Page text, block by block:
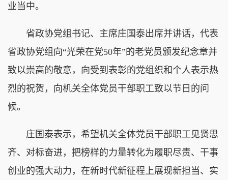
业当中。
省政协党组书记、主席庄国泰出席并讲话，代表
省政协党组向“光荣在党50年”的老党员颁发纪念章并
致以崇高的敬意，向受到表彰的党组织和个人表示热
烈的祝贺，向机关全体党员干部职工致以节日的问
候。
庄国泰表示，希望机关全体党员干部职工见贤思
齐、对标奋进，把榜样的力量转化为履职尽责、干事
创业的强大动力，在新时代新征程上展现新担当、实